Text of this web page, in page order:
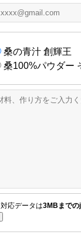
桑の青汁 創輝王
桑100%パウダー
応データは3MBまで